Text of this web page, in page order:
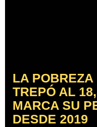
LA
TREPÓ AL
MARCA SU
DESDE 2019